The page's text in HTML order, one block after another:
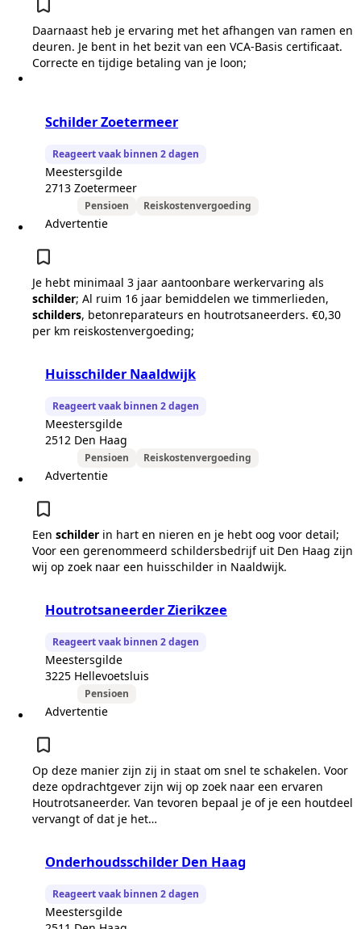
Daarnaast heb je ervaring met het afhangen van ramen en
deuren. Je bent in het bezit van een VCA-Basis certificaat.
Correcte en tijdige betaling van je loon;
Schilder Zoetermeer
Reageert vaak binnen 2 dagen
Meestersgilde
2713 Zoetermeer
Pensioen Reiskostenvergoeding
Advertentie
Je hebt minimaal 3 jaar aantoonbare werkervaring als
schilder; Al ruim 16 jaar bemiddelen we timmerlieden,
schilders, betonreparateurs en houtrotsaneerders. €0,30
per km reiskostenvergoeding;
Huisschilder Naaldwijk
Reageert vaak binnen 2 dagen
Meestersgilde
2512 Den Haag
Pensioen Reiskostenvergoeding
Advertentie
Een schilder in hart en nieren en je hebt oog voor detail;
Voor een gerenommeerd schildersbedrijf uit Den Haag zijn
wij op zoek naar een huisschilder in Naaldwijk.
Houtrotsaneerder Zierikzee
Reageert vaak binnen 2 dagen
Meestersgilde
3225 Hellevoetsluis
Pensioen
Advertentie
Op deze manier zijn zij in staat om snel te schakelen. Voor
deze opdrachtgever zijn wij op zoek naar een ervaren
Houtrotsaneerder. Van tevoren bepaal je of je een houtdeel
vervangt of dat je het…
Onderhoudsschilder Den Haag
Reageert vaak binnen 2 dagen
Meestersgilde